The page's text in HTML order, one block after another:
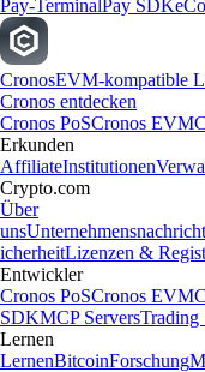
Pay-TerminalPay SDK
CronosEVM-kompatible
Cronos entdecken
Cronos PoSCronos EVM
Erkunden
AffiliateInstitutionen
Crypto.com
Über
uns
icherheitLizenzen &
Entwickler
Cronos PoSCronos EVM
SDKMCP ServersTrading
Lernen
LernenBitcoinForschung